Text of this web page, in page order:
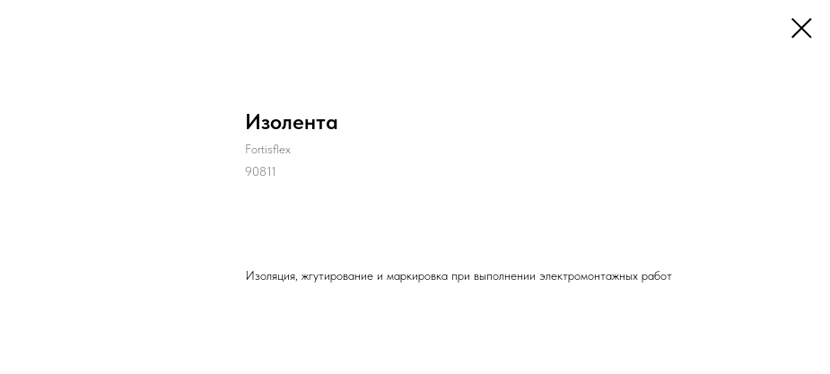
Изолента
Fortisflex
90811
Изоляция, жгутирование и маркировка при выполнении электромонтажных работ